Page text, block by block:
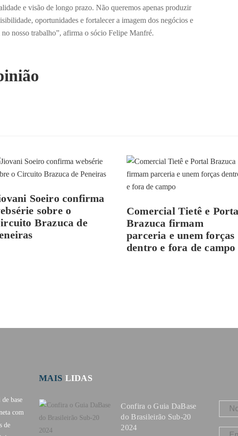
e visão de longo prazo. Não queremos apenas produzir
oportunidades e fortalecer a imagem dos negócios e
nosso trabalho”, afirma o sócio Felipe Manfré.
Soeiro confirma
sobre o
Brazuca de
Comercial Tietê e
Brazuca firmam
parceria e unem forças
dentro e fora de campo
base
com
de
MAIS LIDAS
Confira o Guia DaBase
do Brasileirão Sub-20
2024